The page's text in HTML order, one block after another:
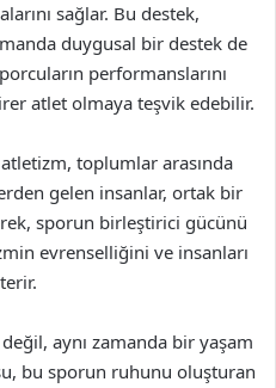
sağlar. Bu destek,
duygusal bir destek de
performanslarını
atlet olmaya teşvik edebilir.
atletizm, toplumlar arasında
gelen insanlar, ortak bir
sporun birleştirici gücünü
evrenselliğini ve insanları
aynı zamanda bir yaşam
bu sporun ruhunu oluşturan